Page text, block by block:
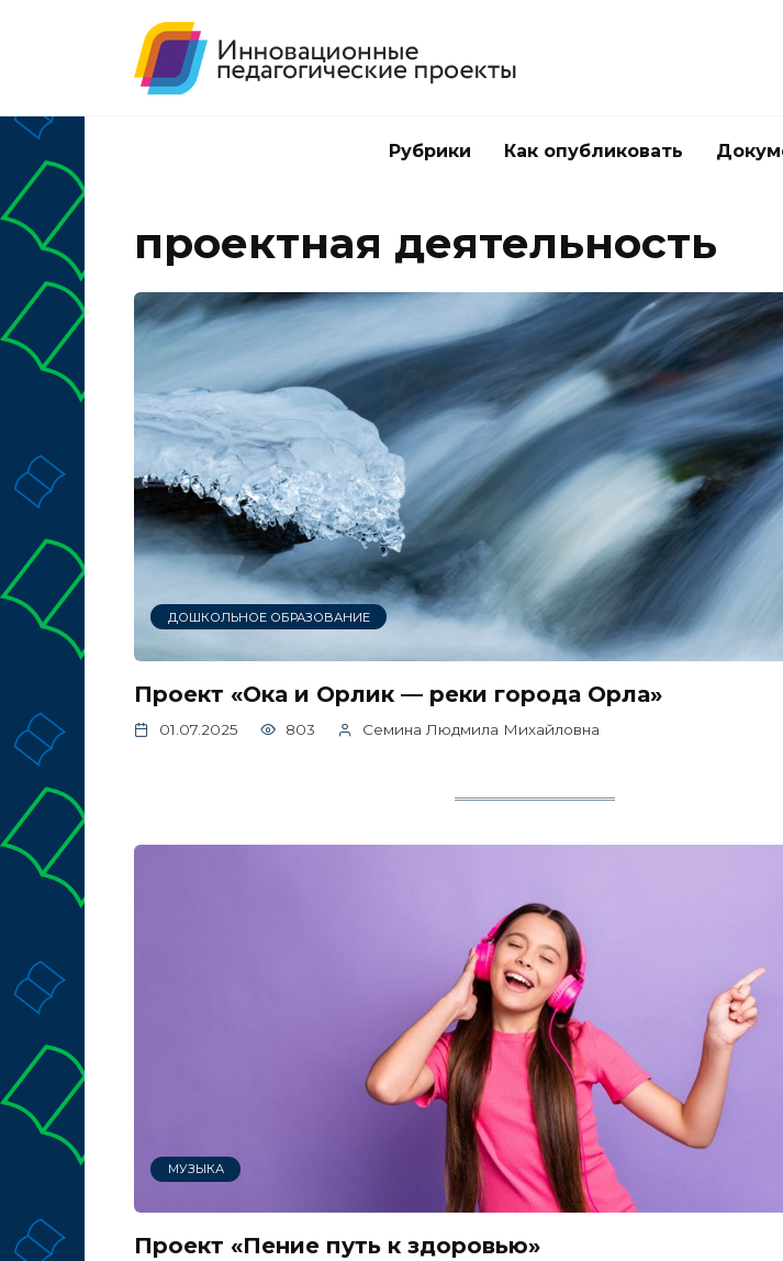
Рубрики Как опубликовать
проектная деятельность
ДОШКОЛЬНОЕ ОБРАЗОВАНИЕ
Проект «Ока и Орлик — реки города Орла»
01.07.2025 803 Семина Людмила Михайловна
МУЗЫКА
Проект «Пение путь к здоровью»